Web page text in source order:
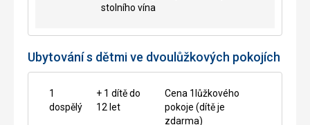
stolního vína
Ubytování s dětmi ve dvoulůžkových pokojích
1
dospělý
+ 1 dítě do
12 let
Cena 1lůžkového
pokoje (dítě je
zdarma)